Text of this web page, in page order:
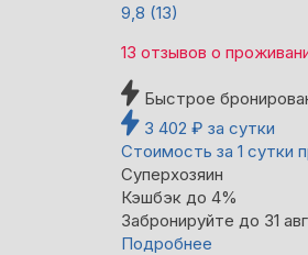
9,8 (13)
13 отзывов о
Быстрое
3 402 ₽ за сутки
Стоимость за 1 сутки
Суперхозяин
Кэшбэк до 4%
Забронируйте до 31
Подробнее